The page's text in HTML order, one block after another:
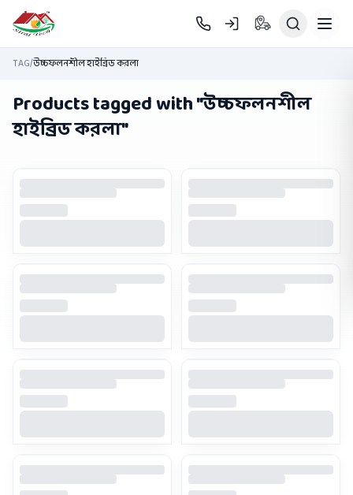
Skip to main content
TAG/উচ্চফলনশীল হাইব্রিড করলা
Products tagged with "উচ্চফলনশীল
হাইব্রিড করলা"